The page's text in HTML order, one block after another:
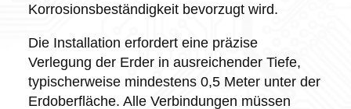
Korrosionsbeständigkeit bevorzugt wird.
Die Installation erfordert eine präzise
Verlegung der Erder in ausreichender Tiefe,
typischerweise mindestens 0,5 Meter unter der
Erdoberfläche. Alle Verbindungen müssen